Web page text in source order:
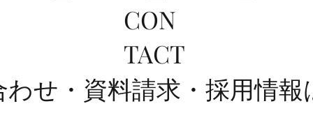
全店舗 ★ゴールデンウィークの営業に
CON
TACT
せ・資料請求・採用情